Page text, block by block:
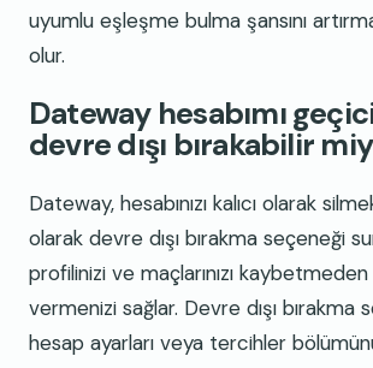
uyumlu eşleşme bulma şansını
olur.
Dateway hesabımı
devre dışı bırakabilir
Dateway, hesabınızı kalıcı olarak
olarak devre dışı bırakma seçeneği
profilinizi ve maçlarınızı
vermenizi sağlar. Devre dışı bırakma
hesap ayarları veya tercihler